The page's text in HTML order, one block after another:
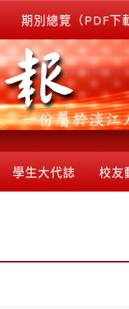
期別總覽（PDF下
學生大代誌 校友